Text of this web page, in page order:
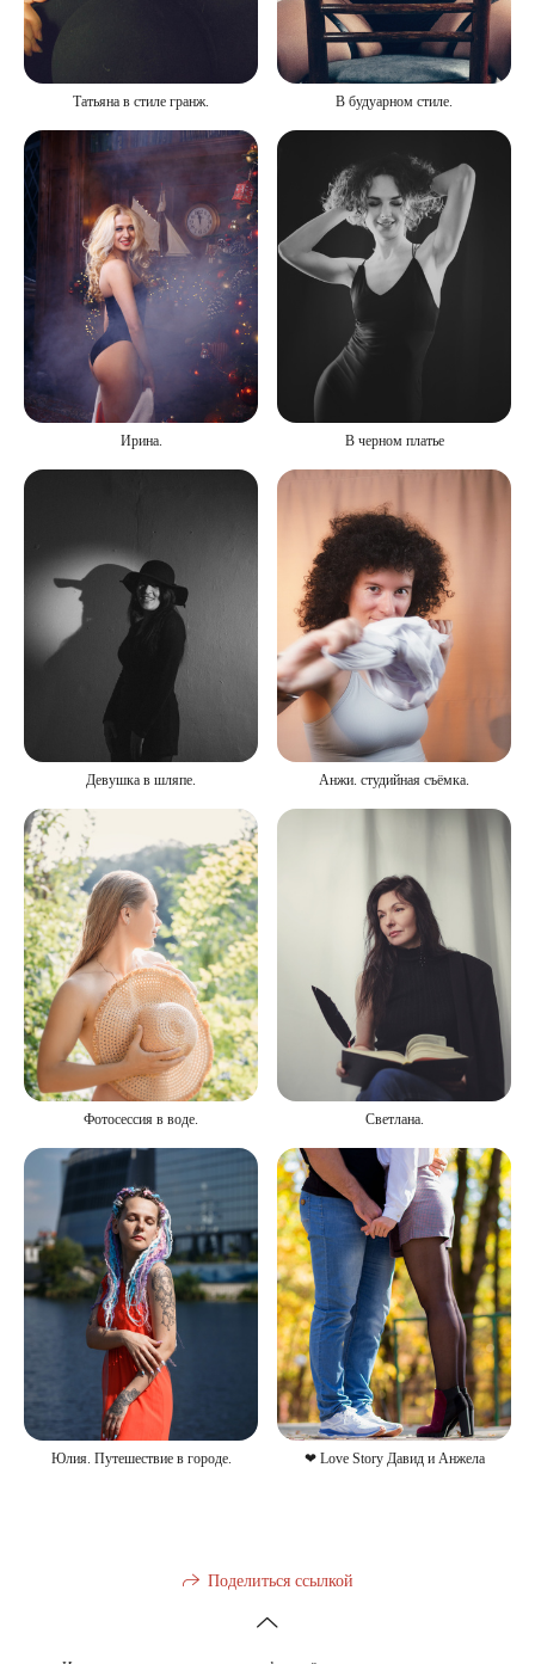
Татьяна в стиле гранж. В будуарном стиле.
Ирина. В черном платье
Девушка в шляпе. Анжи. студийная съёмка.
Фотосессия в воде. Светлана.
Юлия. Путешествие в городе. ❤ Love Story Давид и Анжела
Поделиться ссылкой